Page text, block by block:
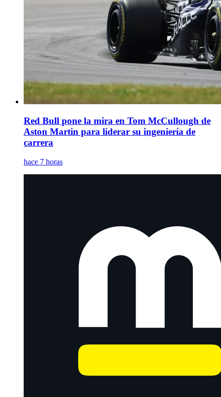
Red Bull pone la mira en Tom McCullough de
Aston Martin para liderar su ingeniería de
carrera
hace 7 horas